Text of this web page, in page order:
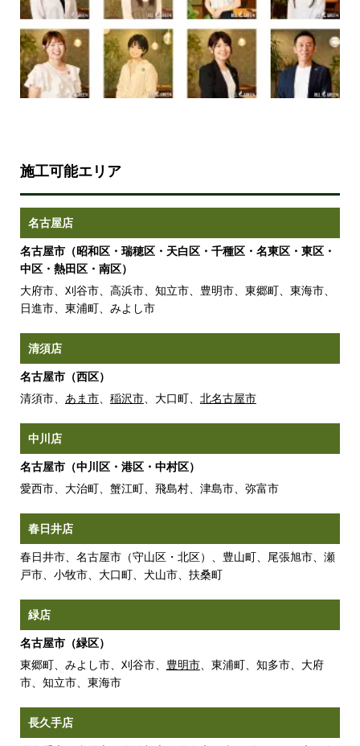
施工可能エリア
名古屋店
名古屋市（昭和区・瑞穂区・天白区・千種区・名東区・東区・
中区・熱田区・南区）
大府市、刈谷市、高浜市、知立市、豊明市、東郷町、東海市、
日進市、東浦町、みよし市
清須店
名古屋市（西区）
清須市、 あま市、 稲沢市、大口町、 北名古屋市
中川店
名古屋市（中川区・港区・中村区）
愛西市、大治町、蟹江町、飛島村、津島市、弥富市
春日井店
春日井市、名古屋市（守山区・北区）、豊山町、尾張旭市、瀬
戸市、小牧市、大口町、犬山市、扶桑町
緑店
名古屋市（緑区）
東郷町、みよし市、刈谷市、 豊明市、東浦町、知多市、大府
市、知立市、東海市
長久手店